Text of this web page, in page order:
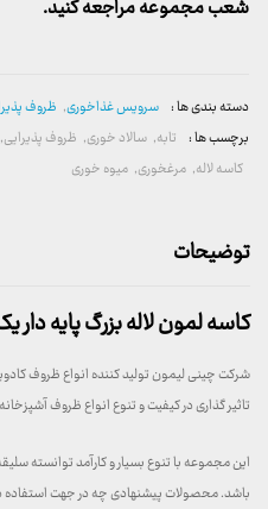
شعب مجموعه مراجعه کنید.
دسته بندی ها : سرویس غذاخوری, ظروف
برچسب ها : تابه, سالاد خوری, ظروف پذیرایی,
کاسه لاله, مرغخوری, میوه خوری
توضیحات
کاسه لمون لاله بزرگ پایه دار
شرکت چینی لیمون تولید کننده انواع ظروف
تاثیر گذاری در کیفیت و تنوع انواع ظروف
این مجموعه با تنوع بسیار و کارآمد توانسته
باشد. محصولات پیشنهادی چه در جهت استفاده